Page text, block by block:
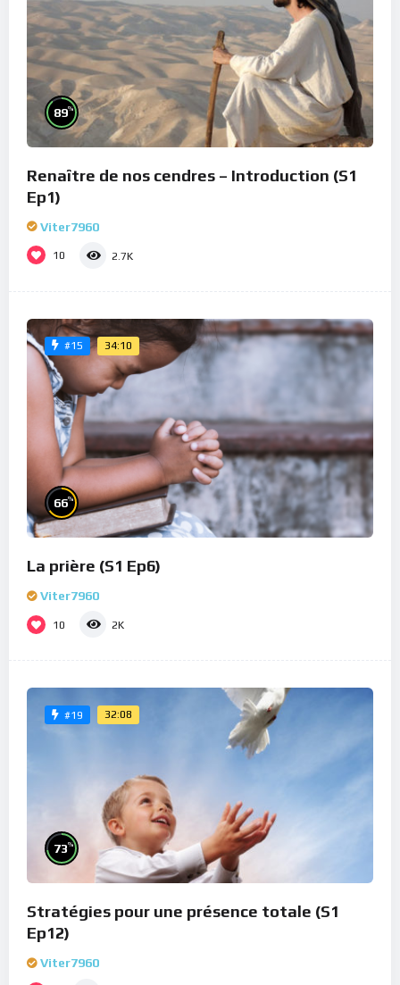
89%
Renaître de nos cendres – Introduction (S1
Ep1)
Viter7960
10 2.7K
#15 34:10
66%
La prière (S1 Ep6)
Viter7960
10 2K
#19 32:08
73%
Stratégies pour une présence totale (S1
Ep12)
Viter7960